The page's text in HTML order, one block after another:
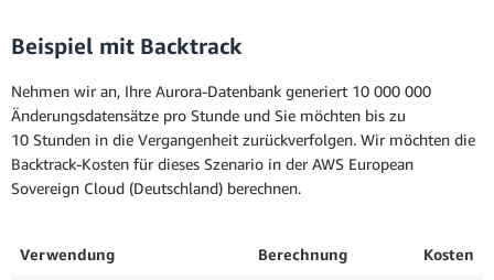
Beispiel mit Backtrack
Nehmen wir an, Ihre Aurora-Datenbank generiert 10 000 000
Änderungsdatensätze pro Stunde und Sie möchten bis zu
10 Stunden in die Vergangenheit zurückverfolgen. Wir möchten die
Backtrack-Kosten für dieses Szenario in der AWS European
Sovereign Cloud (Deutschland) berechnen.
Verwendung Berechnung Kosten